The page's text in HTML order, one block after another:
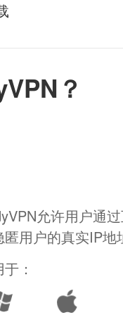
？
允许用户通
匿用户的真实IP
：